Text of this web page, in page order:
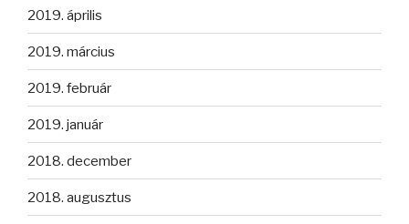
2019. április
2019. március
2019. február
2019. január
2018. december
2018. augusztus